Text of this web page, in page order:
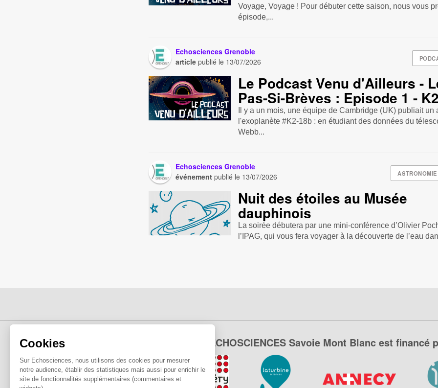
Cookies
Sur Echosciences, nous utilisons des cookies pour mesurer
notre audience, établir des statistiques mais aussi pour enrichir le
site de fonctionnalités supplémentaires (commentaires et
Voyage, Voyage ! Pour débuter cette saison, nous vous
épisode,...
Echosciences Grenoble
article publié le 13/07/2026
Le Podcast Venu d'Ailleurs -
Pas-Si-Brèves : Episode 1 -
Il y a un mois, une équipe de Cambridge (UK) publiait un
l'exoplanète #K2-18b : en étudiant des données du
Webb...
ASTRONOMIE
Echosciences Grenoble
événement publié le 13/07/2026
Nuit des étoiles au Musée
dauphinois
La soirée débutera par une mini-conférence d’Olivier
l’IPAG, qui vous fera voyager à la découverte de l’eau
ECHOSCIENCES Savoie Mont Blanc est financé